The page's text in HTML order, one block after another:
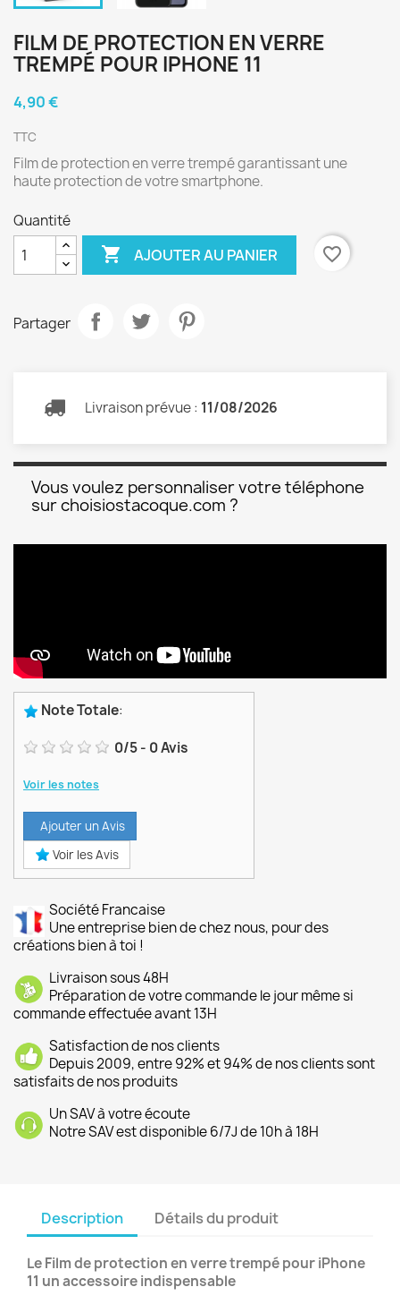
FILM DE PROTECTION EN VERRE
TREMPÉ POUR IPHONE 11
4,90 €
TTC
Film de protection en verre trempé garantissant une
haute protection de votre smartphone.
Quantité
 AJOUTER AU PANIER favorite_border
Partager
Livraison prévue : 11/08/2026
Vous voulez personnaliser votre téléphone
sur choisiostacoque.com ?
Note Totale:
0/5- 0Avis
Voir les notes
Ajouter un Avis
Voir les Avis
Société Francaise
Une entreprise bien de chez nous, pour des
créations bien à toi !
Livraison sous 48H
Préparation de votre commande le jour même si
commande effectuée avant 13H
Satisfaction de nos clients
Depuis 2009, entre 92% et 94% de nos clients sont
satisfaits de nos produits
Un SAV à votre écoute
Notre SAV est disponible 6/7J de 10h à 18H
Description Détails du produit
Le Film de protection en verre trempé pour iPhone
11 un accessoire indispensable